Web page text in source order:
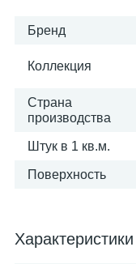
Бренд
Коллекция
Страна
производства
Штук в 1 кв.м.
Поверхность
Характеристики